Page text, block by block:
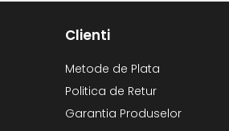
Clienti
Metode de Plata
Politica de Retur
Garantia Produselor